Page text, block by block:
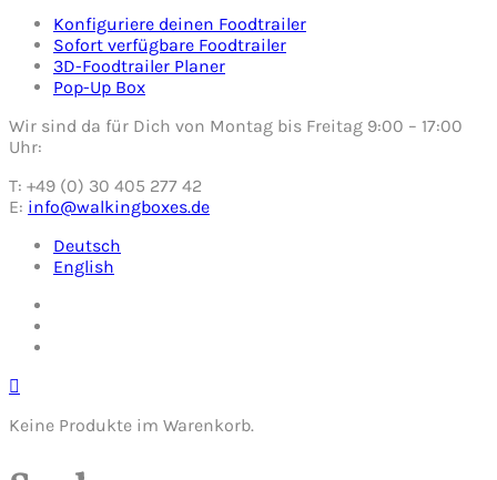
Konfiguriere deinen Foodtrailer
Sofort verfügbare Foodtrailer
3D-Foodtrailer Planer
Pop-Up Box
Wir sind da für Dich von Montag bis Freitag 9:00 – 17:00
Uhr:
T: +49 (0) 30 405 277 42
E: info@walkingboxes.de
Deutsch
English
Keine Produkte im Warenkorb.